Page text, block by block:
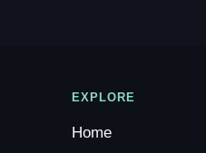
EXPLORE
Home